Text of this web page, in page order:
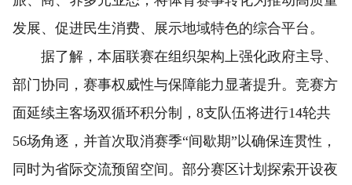
发展、促进民生消费、展示地域特色的综合平台。
据了解，本届联赛在组织架构上强化政府主导、
部门协同，赛事权威性与保障能力显著提升。竞赛方
面延续主客场双循环积分制，8支队伍将进行14轮共
56场角逐，并首次取消赛季“间歇期”以确保连贯性，
同时为省际交流预留空间。部分赛区计划探索开设夜